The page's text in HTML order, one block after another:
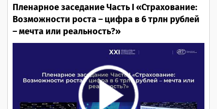
Пленарное заседание Часть I «Страхование:
Возможности роста – цифра в 6 трлн рублей
– мечта или реальность?»